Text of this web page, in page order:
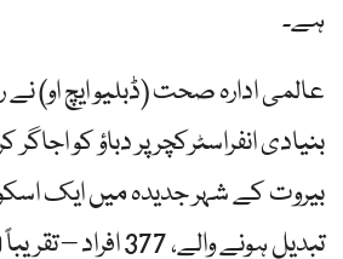
ہے۔
عالمی ادارہ صحت (ڈبلیو ایچ او)
بنیادی انفراسٹرکچر پر دباؤ کو
بیروت کے شہر جدیدہ میں ایک